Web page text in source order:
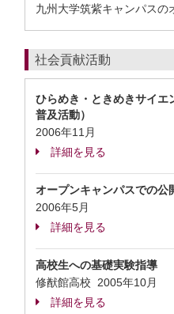
九州大学筑紫キャンパスの
社会貢献活動
ひらめき・ときめきサイエ
普及活動）
2006年11月
詳細を見る
オープンキャンパスでの公
2006年5月
詳細を見る
高校生への基礎実験指導
修猷館高校 2005年10月
詳細を見る